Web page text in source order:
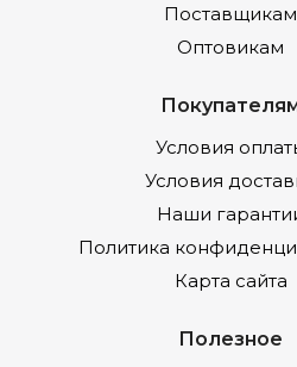
Поставщикам
Оптовикам
Условия
Условия
Наши
Политика
Карта сайта
Полезное